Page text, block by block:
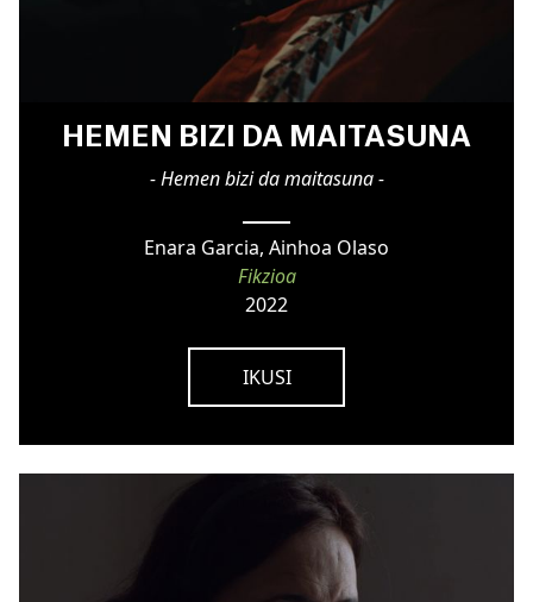
HEMEN BIZI DA MAITASUNA
- Hemen bizi da maitasuna -
Enara Garcia, Ainhoa Olaso
Fikzioa
2022
IKUSI